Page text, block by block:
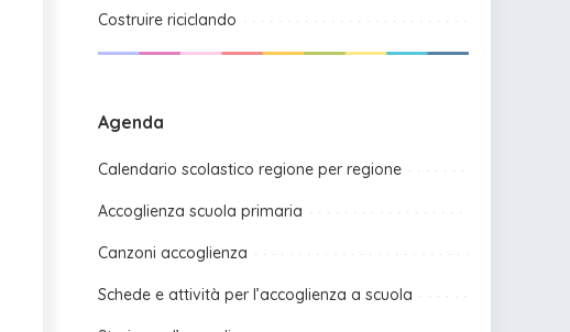
Costruire riciclando
Agenda
Calendario scolastico regione per regione
Accoglienza scuola primaria
Canzoni accoglienza
Schede e attività per l’accoglienza a scuola